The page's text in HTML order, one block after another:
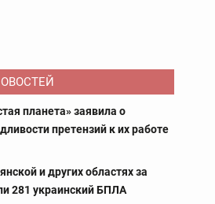
планета» заявила о
претензий к их работе
и других областях за
281 украинский БПЛА